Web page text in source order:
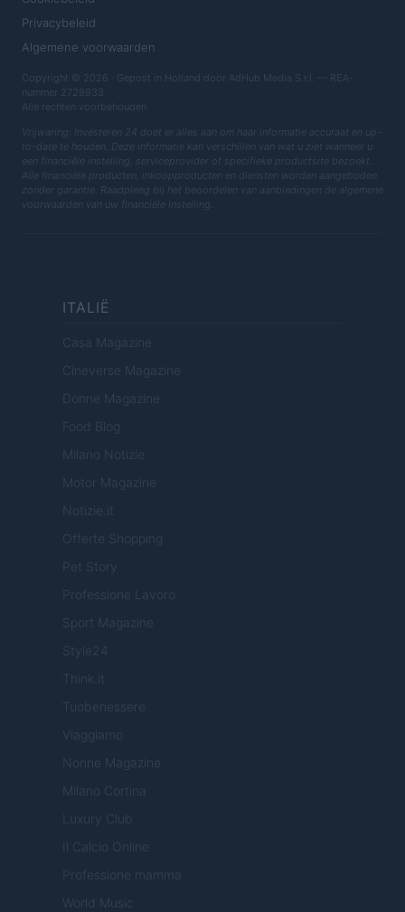
Privacybeleid
Algemene voorwaarden
Copyright © 2026 · Gepost in Holland door AdHub Media S.r.l. — REA-
nummer 2729933
Alle rechten voorbehouden
Vrijwaring: Investeren 24 doet er alles aan om haar informatie accuraat en up-
to-date te houden. Deze informatie kan verschillen van wat u ziet wanneer u
een financiële instelling, serviceprovider of specifieke productsite bezoekt.
Alle financiële producten, inkoopproducten en diensten worden aangeboden
zonder garantie. Raadpleeg bij het beoordelen van aanbiedingen de algemene
voorwaarden van uw financiële instelling.
ITALIË
Casa Magazine
Cineverse Magazine
Donne Magazine
Food Blog
Milano Notizie
Motor Magazine
Notizie.it
Offerte Shopping
Pet Story
Professione Lavoro
Sport Magazine
Style24
Think.it
Tuobenessere
Viaggiamo
Nonne Magazine
Milano Cortina
Luxury Club
Il Calcio Online
Professione mamma
World Music